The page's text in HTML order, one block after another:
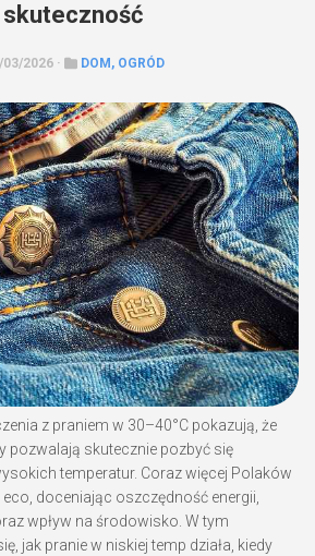
03/2026 · DOM, OGRÓD
z praniem w 30–40°C pokazują, że
pozwalają skutecznie pozbyć się
temperatur. Coraz więcej Polaków
doceniając oszczędność energii,
wpływ na środowisko. W tym
jak pranie w niskiej temp działa, kiedy